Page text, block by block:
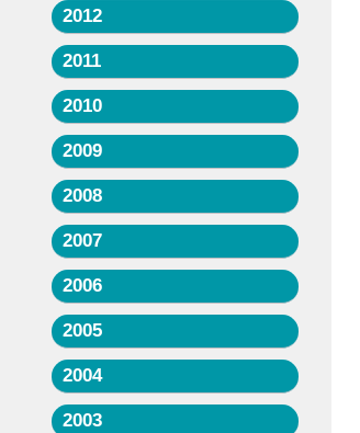
2012
2011
2010
2009
2008
2007
2006
2005
2004
2003